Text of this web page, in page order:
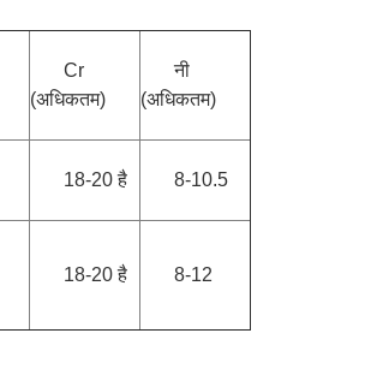
Cr
(अधिकतम)
नी
(अधिकतम)
18-20 है 8-10.5
18-20 है 8-12